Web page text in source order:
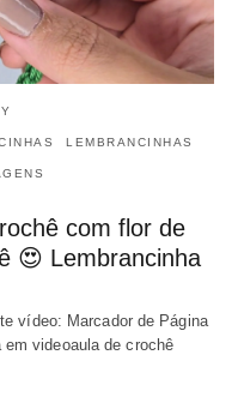
LEMBRANCINHAS
com flor de
😍 Lembrancinha
vídeo: Marcador de Página
videoaula de crochê